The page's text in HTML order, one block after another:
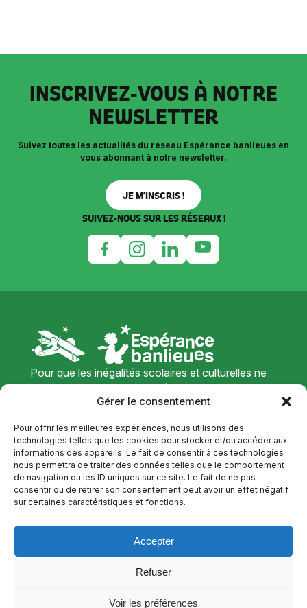
Gérer le consentement
Pour offrir les meilleures expériences, nous utilisons des
technologies telles que les cookies pour stocker et/ou accéder aux
informations des appareils. Le fait de consentir à ces technologies
nous permettra de traiter des données telles que le comportement
de navigation ou les ID uniques sur ce site. Le fait de ne pas
consentir ou de retirer son consentement peut avoir un effet négatif
sur certaines caractéristiques et fonctions.
Accepter
Refuser
Voir les préférences
INSCRIVEZ-VOUS À NOTRE
NEWSLETTER
Suivez toutes les actualités du réseau Espérance banlieues en
vous abonnant à notre newsletter.
JE M’INSCRIS !
SUIVEZ-NOUS SUR LES RÉSEAUX !
Pour que les inégalités scolaires et culturelles ne
soient pas une fatalité, Espérance banlieues agit
sur le terrain pour donner des perspectives
aux jeunes de quartiers défavorisés.
ACCÉDER À NOTRE SITE
NOUS CONTACTER
Cours Henri Guillaumet
336 Rue d'Alsace
Mentions légales|Politique de cookies (UE)